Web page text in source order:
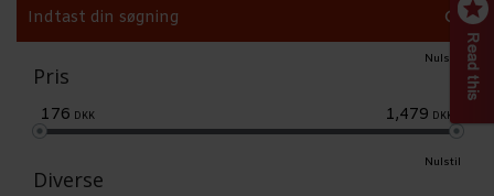
Pris
Nulstil
176 DKK 1,479 DKK
Diverse
Nulstil